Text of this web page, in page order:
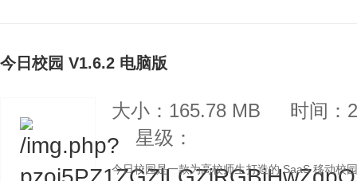
今日校园 V1.6.2 电脑版
大小：165.78 MB
时间：
星级：
今日校园是一款为高校师生打造的 SaaS 移动校